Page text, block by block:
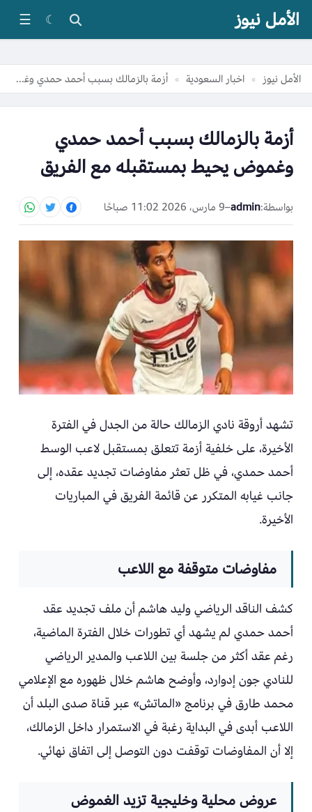
الأمل نيوز ☾
☰
الأمل نيوز » اخبار السعودية » أزمة بالزمالك بسبب أحمد حمدي وغموض يحيط بمستقبله مع الفريق
أزمة بالزمالك بسبب أحمد حمدي
وغموض يحيط بمستقبله مع الفريق
بواسطة:admin
–9 مارس، 2026 11:02 صباحًا
تشهد أروقة نادي الزمالك حالة من الجدل في الفترة
الأخيرة، على خلفية أزمة تتعلق بمستقبل لاعب الوسط
أحمد حمدي، في ظل تعثر مفاوضات تجديد عقده، إلى
جانب غيابه المتكرر عن قائمة الفريق في المباريات
الأخيرة.
مفاوضات متوقفة مع اللاعب
كشف الناقد الرياضي وليد هاشم أن ملف تجديد عقد
أحمد حمدي لم يشهد أي تطورات خلال الفترة الماضية،
رغم عقد أكثر من جلسة بين اللاعب والمدير الرياضي
للنادي جون إدوارد، وأوضح هاشم خلال ظهوره مع الإعلامي
محمد طارق في برنامج «الماتش» عبر قناة صدى البلد أن
اللاعب أبدى في البداية رغبة في الاستمرار داخل الزمالك،
إلا أن المفاوضات توقفت دون التوصل إلى اتفاق نهائي.
عروض محلية وخليجية تزيد الغموض